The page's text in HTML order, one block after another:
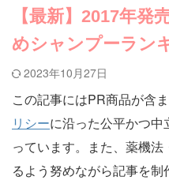
【最新】2017年発
めシャンプーラン
2023年10月27日
この記事にはPR商品が含ま
リシーに沿った公平かつ
っています。また、薬機
るよう努めながら記事を制